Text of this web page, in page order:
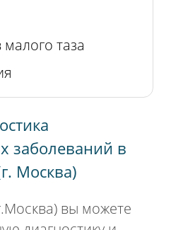
таза
заболеваний в
Москва)
вы можете